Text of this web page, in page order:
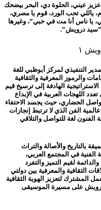
عيني، الحلوة دي، البحر بيضحك
ياللي تحب الورد، قوم يا مصري،
يا ناس أنا مت في حبي”، وغيرها
درويش”.
التنفيذي لمركز أبوظبي للغة
والرموز المعرفية والثقافية
الهادفة إلى ترسيخ قيم
اللهجات العربية في الإبداع
الحضاري، حيث يجسد الاحتفاء
الفن الذي لا ترتبط إنجازات
لغة للتواصل والتلاقي
بالتاريخ والأصالة والتراث
في المجتمع العربي،
لقيم التميز والتفرد
الثقافية والمعرفية بين دولتي
المشترك لتعزيز الهوية الثقافية
درويش على مسيرة الموسيقى